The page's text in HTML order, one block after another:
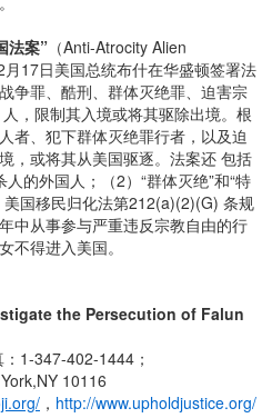
法案” （Anti-Atrocity Alien
17日美国总统布什在华盛顿签署法
争罪、酷刑、群体灭绝罪、迫害宗
，限制其入境或将其驱除出境。根
者、犯下群体灭绝罪行者，以及迫
，或将其从美国驱逐。法案还 包括
人的外国人；（2）“群体灭绝”和“特
国移民归化法第212(a)(2)(G) 条规
中从事参与严重违反宗教自由的行
不得进入美国。
the Persecution of Falun
1-347-402-1444；
10116
， http://www.upholdjustice.org/